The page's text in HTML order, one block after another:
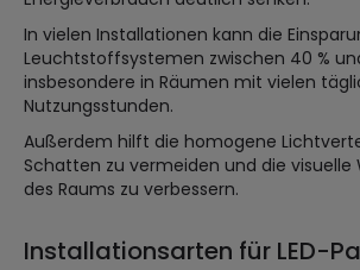
In vielen Installationen kann die
Leuchtstoffsystemen zwischen 40 %
insbesondere in Räumen mit vielen
Nutzungsstunden.
Außerdem hilft die homogene
Schatten zu vermeiden und die visuelle
des Raums zu verbessern.
Installationsarten für LED-